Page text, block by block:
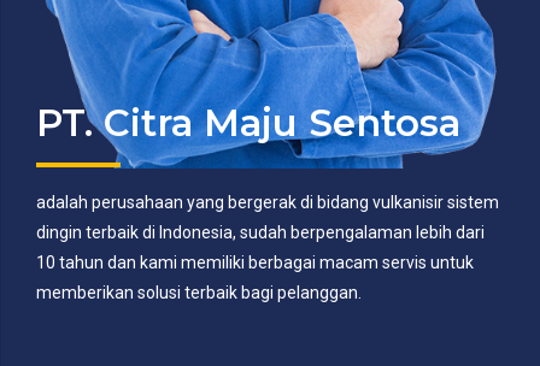
PT. Citra Maju Sentosa
adalah perusahaan yang bergerak di bidang vulkanisir sistem
dingin terbaik di Indonesia, sudah berpengalaman lebih dari
10 tahun dan kami memiliki berbagai macam servis untuk
memberikan solusi terbaik bagi pelanggan.